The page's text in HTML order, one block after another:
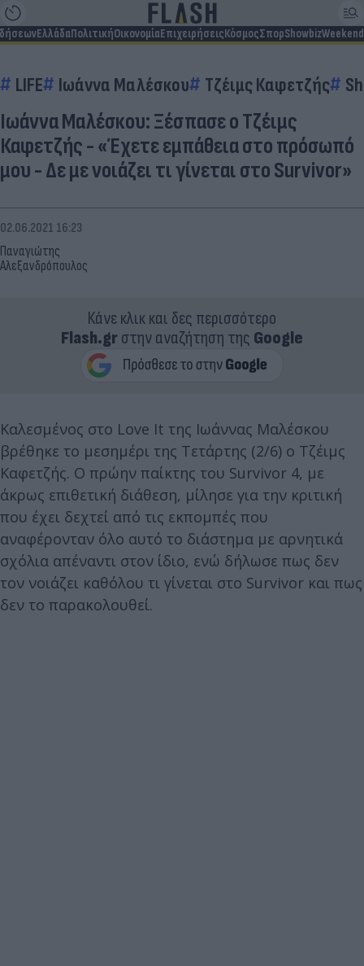
ΕλλάδαΠολιτικήΟικονομίαΕπιχειρήσειςΚόσμοςΣπορShowbizWeekend
LIFE Ιωάννα Μαλέσκου Τζέιμς Καφετζής
Ιωάννα Μαλέσκου: Ξέσπασε ο Τζέιμς
Καφετζής - «Έχετε εμπάθεια στο πρόσωπό
μου - Δε με νοιάζει τι γίνεται στο Survivor»
Παναγιώτης
Αλεξανδρόπουλος
02.06.2021 16:23
Κάνε κλικ και δες περισσότερο
Flash.grστην αναζήτηση της Google
Καλεσμένος στο Love It της Ιωάννας Μαλέσκου
βρέθηκε το μεσημέρι της Τετάρτης (2/6) ο Τζέιμς
Καφετζής. Ο πρώην παίκτης του Survivor 4, με
άκρως επιθετική διάθεση, μίλησε για την κριτική
που έχει δεχτεί από τις εκπομπές που
αναφέρονταν όλο αυτό το διάστημα με αρνητικά
σχόλια απέναντι στον ίδιο, ενώ δήλωσε πως δεν
τον νοιάζει καθόλου τι γίνεται στο Survivor και πως
δεν το παρακολουθεί.